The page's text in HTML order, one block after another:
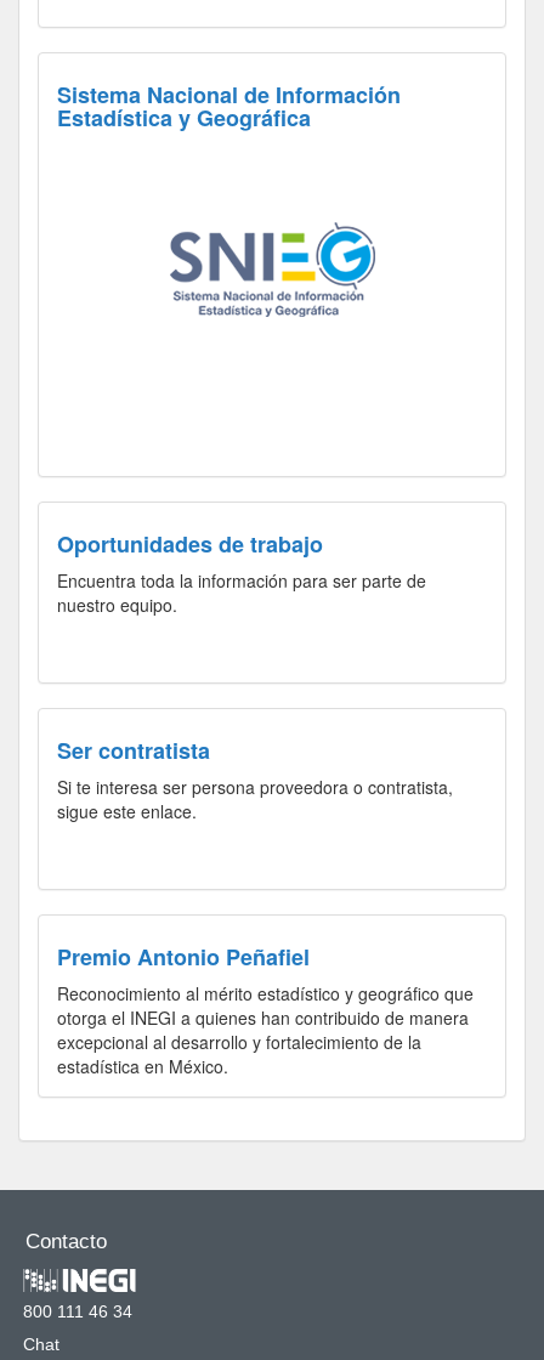
Sistema Nacional de Información
Estadística y Geográfica
Oportunidades de trabajo
Encuentra toda la información para ser parte de
nuestro equipo.
Ser contratista
Si te interesa ser persona proveedora o contratista,
sigue este enlace.
Premio Antonio Peñafiel
Reconocimiento al mérito estadístico y geográfico que
otorga el INEGI a quienes han contribuido de manera
excepcional al desarrollo y fortalecimiento de la
estadística en México.
Contacto
800 111 46 34
Chat